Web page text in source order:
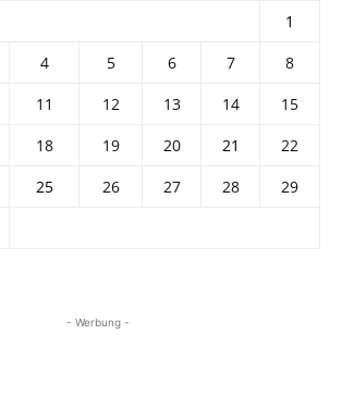
1
4 5 6 7
8
11 12 13 14
15
18 19 20 21
22
25 26 27 28
29
- Werbung -